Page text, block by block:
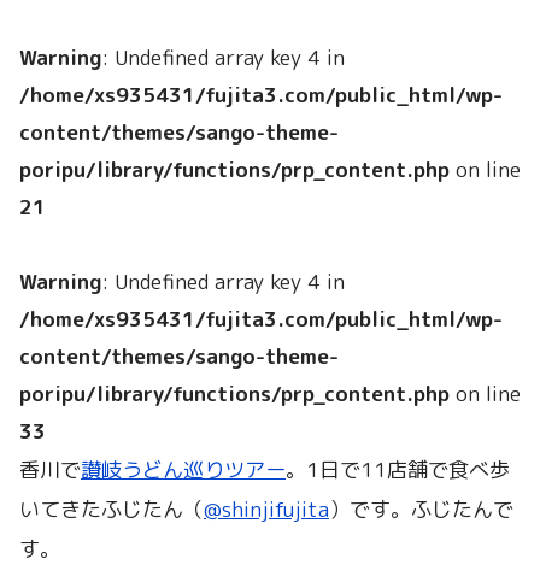
Warning: Undefined array key 4 in
/home/xs935431/fujita3.com/public_html/wp-
content/themes/sango-theme-
poripu/library/functions/prp_content.php on line
21
Warning: Undefined array key 4 in
/home/xs935431/fujita3.com/public_html/wp-
content/themes/sango-theme-
poripu/library/functions/prp_content.php on line
33
香川で讃岐うどん巡りツアー。1日で11店舗で食べ歩
いてきたふじたん（@shinjifujita）です。ふじたんで
す。